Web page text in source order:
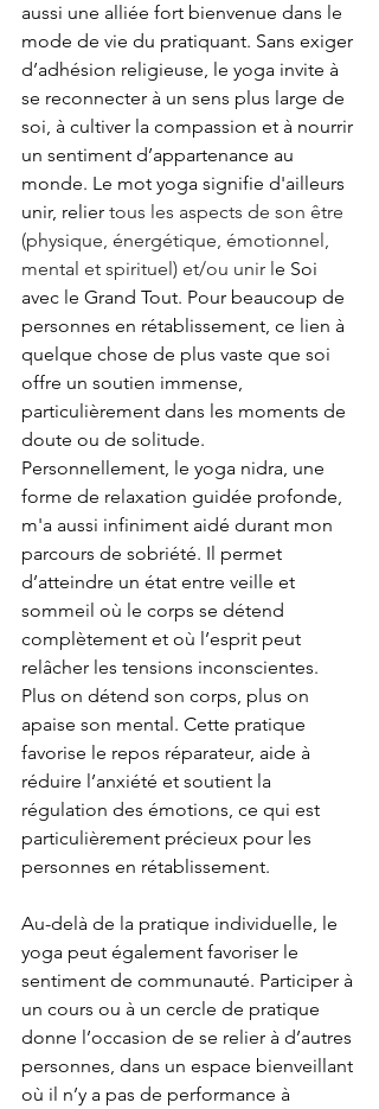
aussi une alliée fort bienvenue dans le
mode de vie du pratiquant. Sans exiger
d’adhésion religieuse, le yoga invite à
se reconnecter à un sens plus large de
soi, à cultiver la compassion et à nourrir
un sentiment d’appartenance au
monde. Le mot yoga signifie d'ailleurs
unir, relier tous les aspects de son être
(physique, énergétique, émotionnel,
mental et spirituel) et/ou unir l e Soi
avec le Grand Tout. Pour beaucoup de
personnes en rétablissement, ce lien à
quelque chose de plus vaste que soi
offre un soutien immense,
particulièrement dans les moments de
doute ou de solitude.
Personnellement, le yoga nidra, une
forme de relaxation guidée profonde,
m'a aussi infiniment aidé durant mon
parcours de sobriété. Il permet
d’atteindre un état entre veille et
sommeil où le corps se détend
complètement et où l’esprit peut
relâcher les tensions inconscientes.
Plus on détend son corps, plus on
apaise son mental. Cette pratique
favorise le repos réparateur, aide à
réduire l’anxiété et soutient la
régulation des émotions, ce qui est
particulièrement précieux pour les
personnes en rétablissement.
Au-delà de la pratique individuelle, le
yoga peut également favoriser le
sentiment de communauté. Participer à
un cours ou à un cercle de pratique
donne l’occasion de se relier à d’autres
personnes, dans un espace bienveillant
où il n’y a pas de performance à